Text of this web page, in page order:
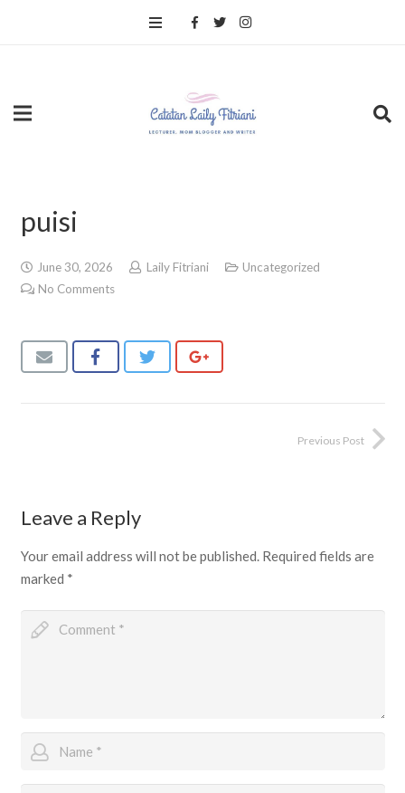
puisi
June 30, 2026 Laily Fitriani
Uncategorized
No Comments
Previous Post
Leave a Reply
Your email address will not be published. Required fields are
marked *